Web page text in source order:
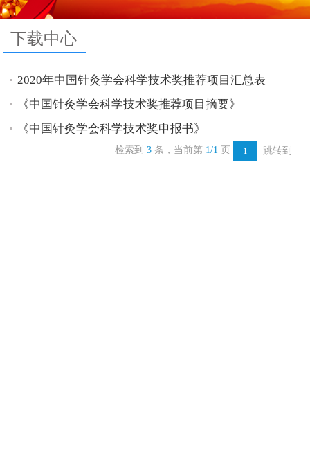
下载中心
2020年中国针灸学会科学技术奖推荐项目汇总表
《中国针灸学会科学技术奖推荐项目摘要》
《中国针灸学会科学技术奖申报书》
检索到 3条，当前第 1/1 页 1 跳转到